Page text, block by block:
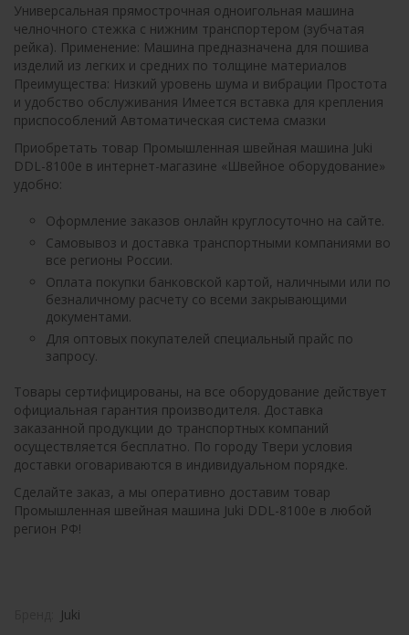
Универсальная прямострочная одноигольная машина
челночного стежка с нижним транспортером (зубчатая
рейка). Применение: Машина предназначена для пошива
изделий из легких и средних по толщине материалов
Преимущества: Низкий уровень шума и вибрации Простота
и удобство обслуживания Имеется вставка для крепления
приспособлений Автоматическая система смазки
Приобретать товар Промышленная швейная машина Juki
DDL-8100e в интернет-магазине «Швейное оборудование»
удобно:
Оформление заказов онлайн круглосуточно на сайте.
Самовывоз и доставка транспортными компаниями во
все регионы России.
Оплата покупки банковской картой, наличными или по
безналичному расчету со всеми закрывающими
документами.
Для оптовых покупателей специальный прайс по
запросу.
Товары сертифицированы, на все оборудование действует
официальная гарантия производителя. Доставка
заказанной продукции до транспортных компаний
осуществляется бесплатно. По городу Твери условия
доставки оговариваются в индивидуальном порядке.
Сделайте заказ, а мы оперативно доставим товар
Промышленная швейная машина Juki DDL-8100e в любой
регион РФ!
Juki